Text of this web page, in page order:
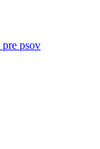
psov